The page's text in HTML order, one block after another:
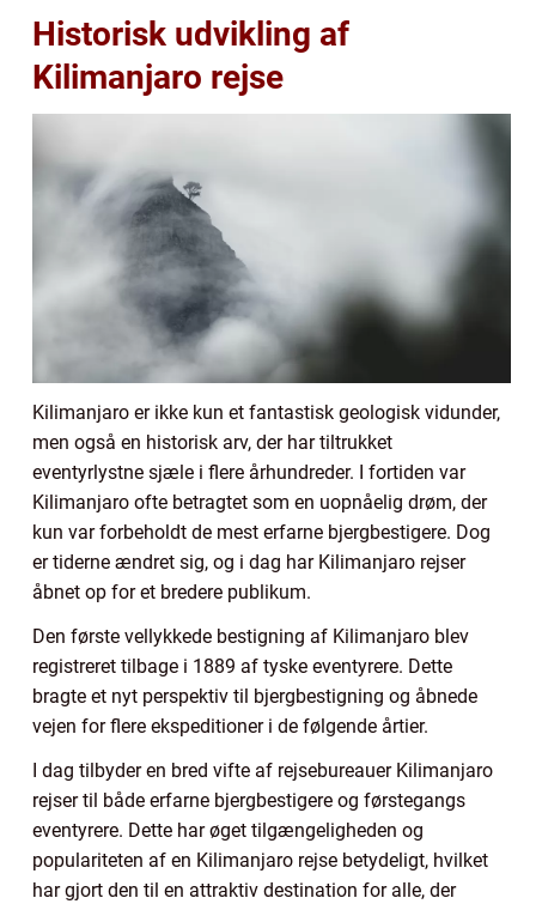
Historisk udvikling af
Kilimanjaro rejse
Kilimanjaro er ikke kun et fantastisk geologisk vidunder,
men også en historisk arv, der har tiltrukket
eventyrlystne sjæle i flere århundreder. I fortiden var
Kilimanjaro ofte betragtet som en uopnåelig drøm, der
kun var forbeholdt de mest erfarne bjergbestigere. Dog
er tiderne ændret sig, og i dag har Kilimanjaro rejser
åbnet op for et bredere publikum.
Den første vellykkede bestigning af Kilimanjaro blev
registreret tilbage i 1889 af tyske eventyrere. Dette
bragte et nyt perspektiv til bjergbestigning og åbnede
vejen for flere ekspeditioner i de følgende årtier.
I dag tilbyder en bred vifte af rejsebureauer Kilimanjaro
rejser til både erfarne bjergbestigere og førstegangs
eventyrere. Dette har øget tilgængeligheden og
populariteten af en Kilimanjaro rejse betydeligt, hvilket
har gjort den til en attraktiv destination for alle, der